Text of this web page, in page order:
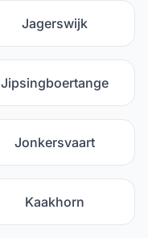
Jagerswijk
Jipsingboertange
Jonkersvaart
Kaakhorn